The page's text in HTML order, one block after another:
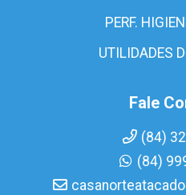
PERF.
UTILIDADES
Fale
(84)
(84)